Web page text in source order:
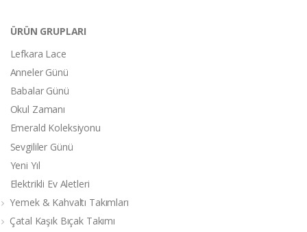
ÜRÜN GRUPLARI
Lefkara Lace
Anneler Günü
Babalar Günü
Okul Zamanı
Emerald Koleksiyonu
Sevgililer Günü
Yeni Yıl
Elektrikli Ev Aletleri
Yemek & Kahvaltı Takımları
Çatal Kaşık Bıçak Takımı